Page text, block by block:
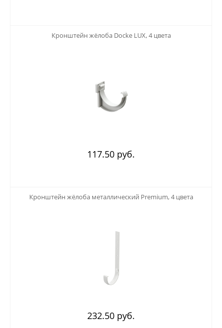
Кронштейн жёлоба Docke LUX, 4 цвета
117.50 руб.
Кронштейн жёлоба металлический Premium, 4 цвета
232.50 руб.